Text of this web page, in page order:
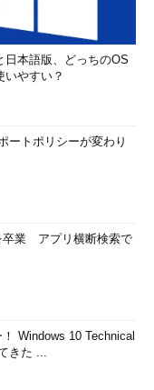
日本語版、どっちのOS
いやすい？
ートポリシーが変わり
卒業 アプリ横断検索で
Windows 10 Technical
きた ...